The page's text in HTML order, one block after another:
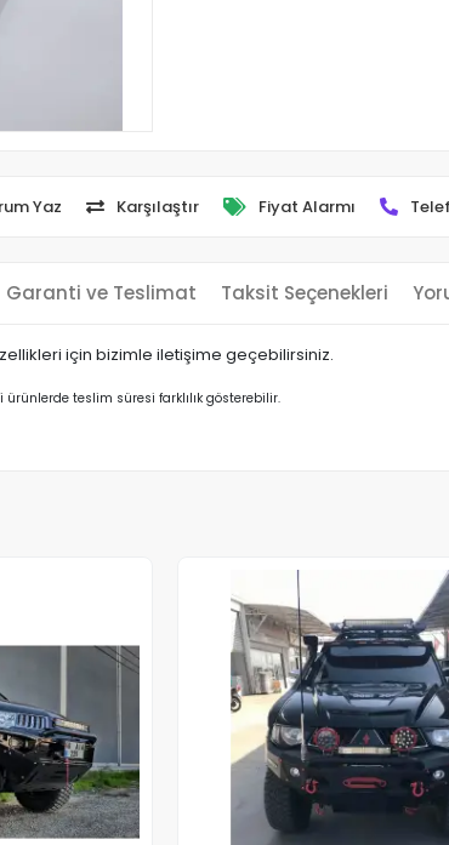
Yaz Karşılaştır Fiyat Alarmı
Garanti ve Teslimat Taksit Seçenekleri
için bizimle iletişime geçebilirsiniz.
teslim süresi farklılık gösterebilir.